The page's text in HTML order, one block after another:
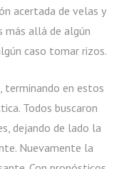
acertada de velas y
más allá de algún
caso tomar rizos.
terminando en estos
Todos buscaron
dejando de lado la
Nuevamente la